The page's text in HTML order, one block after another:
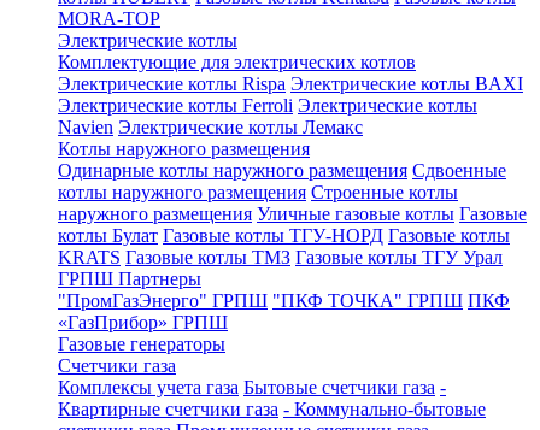
MORA-TOP
Электрические котлы
Комплектующие для электрических котлов
Электрические котлы Rispa Электрические котлы BAXI
Электрические котлы Ferroli Электрические котлы
Navien Электрические котлы Лемакс
Котлы наружного размещения
Одинарные котлы наружного размещения Сдвоенные
котлы наружного размещения Строенные котлы
наружного размещения Уличные газовые котлы Газовые
котлы Булат Газовые котлы ТГУ-НОРД Газовые котлы
KRATS Газовые котлы ТМЗ Газовые котлы ТГУ Урал
ГРПШ Партнеры
"ПромГазЭнерго" ГРПШ "ПКФ ТОЧКА" ГРПШ ПКФ
«ГазПрибор» ГРПШ
Газовые генераторы
Счетчики газа
Комплексы учета газа Бытовые счетчики газа -
Квартирные счетчики газа - Коммунально-бытовые